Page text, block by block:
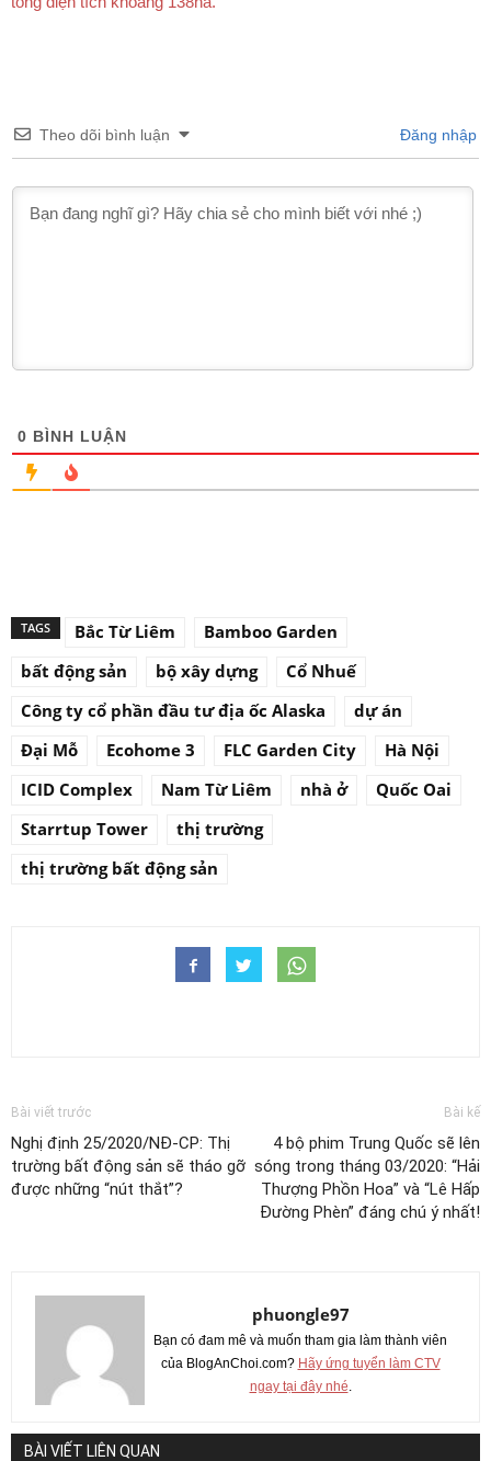
Theo dõi bình luận Đăng nhập
0 BÌNH LUẬN
TAGS Bắc Từ Liêm
Bamboo Garden
bất động sản
bộ xây dựng
Cổ Nhuế
Công ty cổ phần đầu tư địa ốc Alaska
dự án
Đại Mỗ
Ecohome 3 FLC Garden City
Hà Nội
ICID Complex
Nam Từ Liêm nhà ở
Quốc Oai
Starrtup Tower
thị trường
thị trường bất động sản
Bài viết trước
Nghị định 25/2020/NĐ-CP: Thị
trường bất động sản sẽ tháo gỡ
được những “nút thắt”?
Bài kế
4 bộ phim Trung Quốc sẽ lên
sóng trong tháng 03/2020: “Hải
Thượng Phồn Hoa” và “Lê Hấp
Đường Phèn” đáng chú ý nhất!
phuongle97
Bạn có đam mê và muốn tham gia làm thành viên
của BlogAnChoi.com? Hãy ứng tuyển làm CTV
ngay tại đây nhé.
BÀI VIẾT LIÊN QUAN